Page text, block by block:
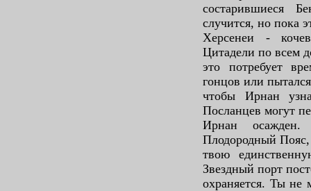
состарившиеся
случится, но пока
Херсенеи -
Цитадели по всем
это потребует
гонцов или
чтобы Ирнан
Посланцев могут
Ирнан
Плодородный
твою
Звездный порт
охраняется. Ты не